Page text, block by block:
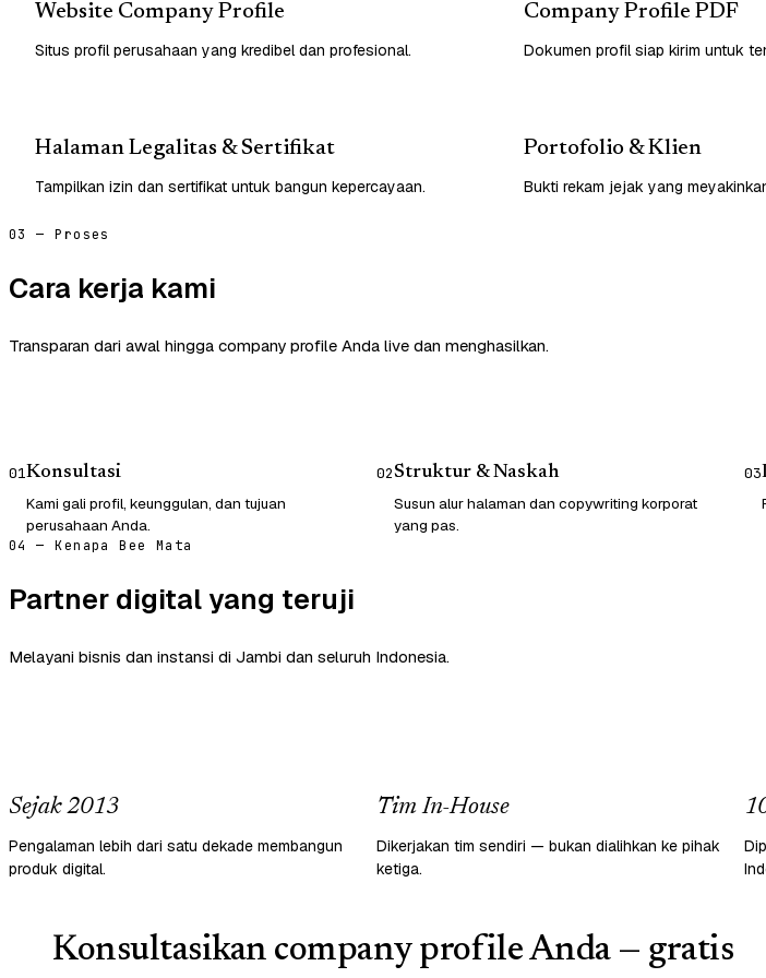
Website Company Profile
Situs profil perusahaan yang kredibel dan profesional.
Company Profile PDF
Dokumen profil siap kirim untuk
Halaman Legalitas & Sertifikat
Tampilkan izin dan sertifikat untuk bangun kepercayaan.
Portofolio & Klien
Bukti rekam jejak yang
03 — Proses
Cara kerja kami
Transparan dari awal hingga company profile Anda live dan menghasilkan.
01Konsultasi
Kami gali profil, keunggulan, dan tujuan
perusahaan Anda.
02Struktur & Naskah
Susun alur halaman dan copywriting korporat
yang pas.
03
04 — Kenapa Bee Mata
Partner digital yang teruji
Melayani bisnis dan instansi di Jambi dan seluruh Indonesia.
Sejak 2013
Pengalaman lebih dari satu dekade membangun
produk digital.
Tim In-House
Dikerjakan tim sendiri — bukan dialihkan ke pihak
ketiga.
Konsultasikan company profile Anda — gratis